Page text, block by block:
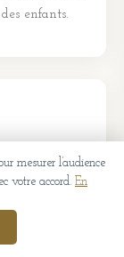
enfants.
Carroz, de
mesurer l’audience
votre accord. En